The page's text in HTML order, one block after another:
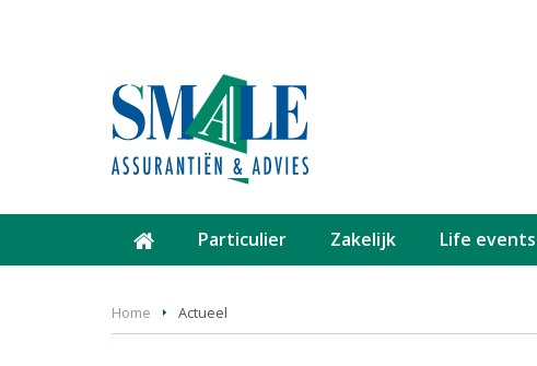
Particulier Zakelijk Life events
Home Actueel